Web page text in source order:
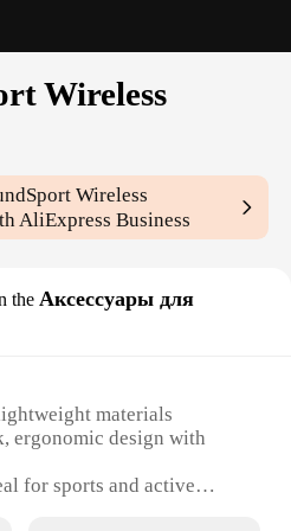
Wireless
Wireless
AliExpress Business
the Аксессуары для
materials
ergonomic design with
for sports and active